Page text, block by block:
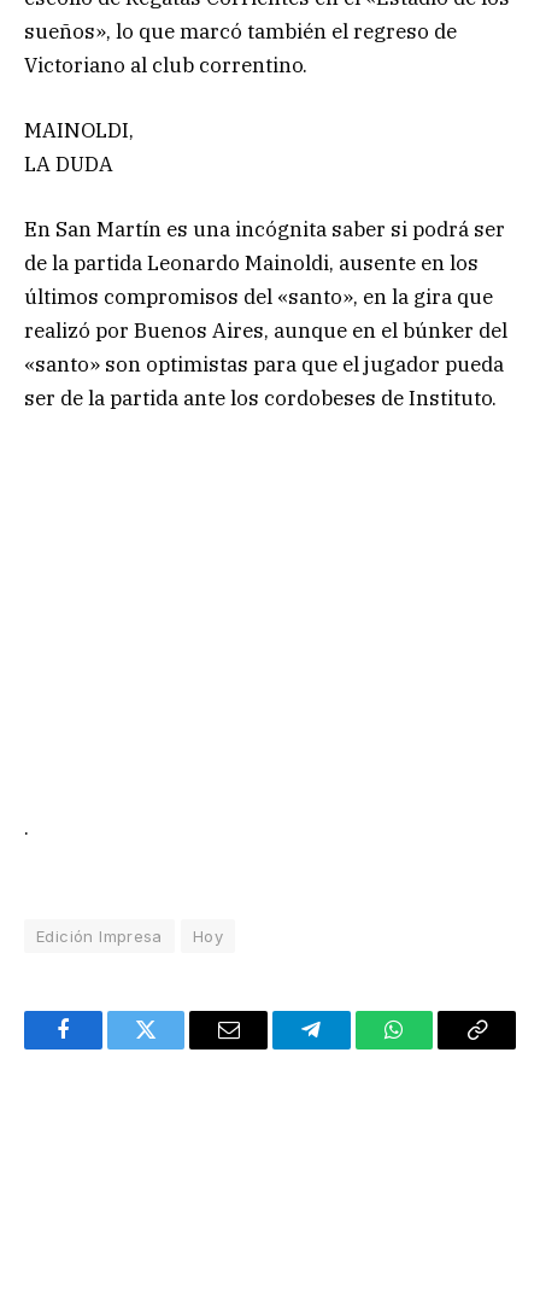
sueños», lo que marcó también el regreso de
Victoriano al club correntino.
MAINOLDI,
LA DUDA
En San Martín es una incógnita saber si podrá ser
de la partida Leonardo Mainoldi, ausente en los
últimos compromisos del «santo», en la gira que
realizó por Buenos Aires, aunque en el búnker del
«santo» son optimistas para que el jugador pueda
ser de la partida ante los cordobeses de Instituto.
.
Edición Impresa Hoy
FacebookTwitter Email TelegramWhatsAppCopy